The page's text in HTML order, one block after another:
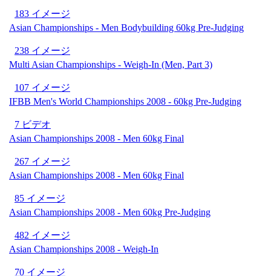
183 イメージ
Asian Championships - Men Bodybuilding 60kg Pre-Judging
238 イメージ
Multi Asian Championships - Weigh-In (Men, Part 3)
107 イメージ
IFBB Men's World Championships 2008 - 60kg Pre-Judging
7 ビデオ
Asian Championships 2008 - Men 60kg Final
267 イメージ
Asian Championships 2008 - Men 60kg Final
85 イメージ
Asian Championships 2008 - Men 60kg Pre-Judging
482 イメージ
Asian Championships 2008 - Weigh-In
70 イメージ